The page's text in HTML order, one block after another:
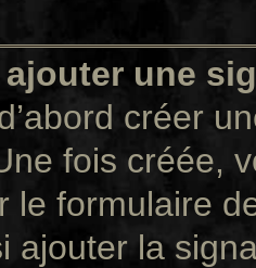
une
créer
fois créée,
le formulaire
ajouter la